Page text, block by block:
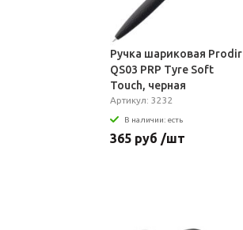
Ручка шариковая Prodir
QS03 PRP Tyre Soft
Touch, черная
Артикул: 3232
В наличии: есть
365 руб /шт